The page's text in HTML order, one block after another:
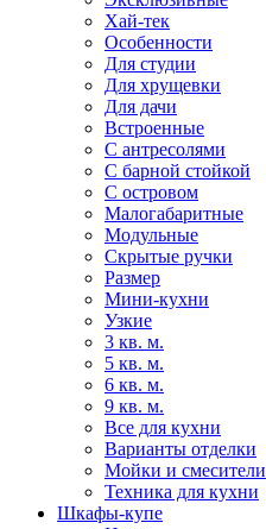
Хай-тек
Особенности
Для студии
Для хрущевки
Для дачи
Встроенные
С антресолями
С барной стойкой
С островом
Малогабаритные
Модульные
Скрытые ручки
Размер
Мини-кухни
Узкие
3 кв. м.
5 кв. м.
6 кв. м.
9 кв. м.
Все для кухни
Варианты отделки
Мойки и смесители
Техника для кухни
Шкафы-купе